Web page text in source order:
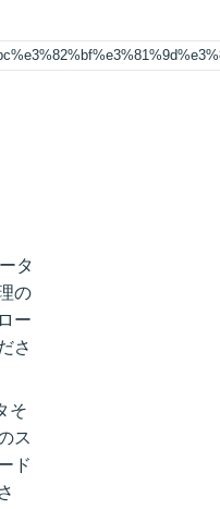
タ
の
ー
さ
そ
ス
ド